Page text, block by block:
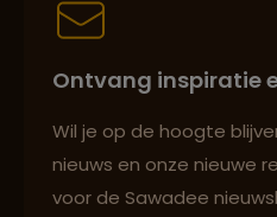
Reizen met oog voor
Ontvang inspiratie
Wil je op de hoogte
nieuws en onze nieuwe
voor de Sawadee